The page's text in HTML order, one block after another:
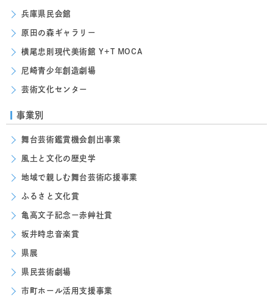
兵庫県民会館
原田の森ギャラリー
横尾忠則現代美術館 Y+T MOCA
尼崎青少年創造劇場
芸術文化センター
事業別
舞台芸術鑑賞機会創出事業
風土と文化の歴史学
地域で親しむ舞台芸術応援事業
ふるさと文化賞
亀高文子記念ー赤艸社賞
坂井時忠音楽賞
県展
県民芸術劇場
市町ホール活用支援事業